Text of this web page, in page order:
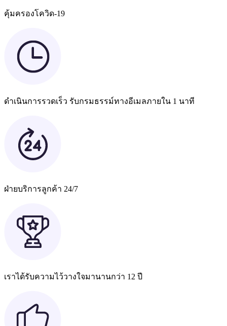
คุ้มครองโควิด-19
ดำเนินการรวดเร็ว รับกรมธรรม์ทางอีเมลภายใน 1 นาที
ฝ่ายบริการลูกค้า 24/7
เราได้รับความไว้วางใจมานานกว่า 12 ปี